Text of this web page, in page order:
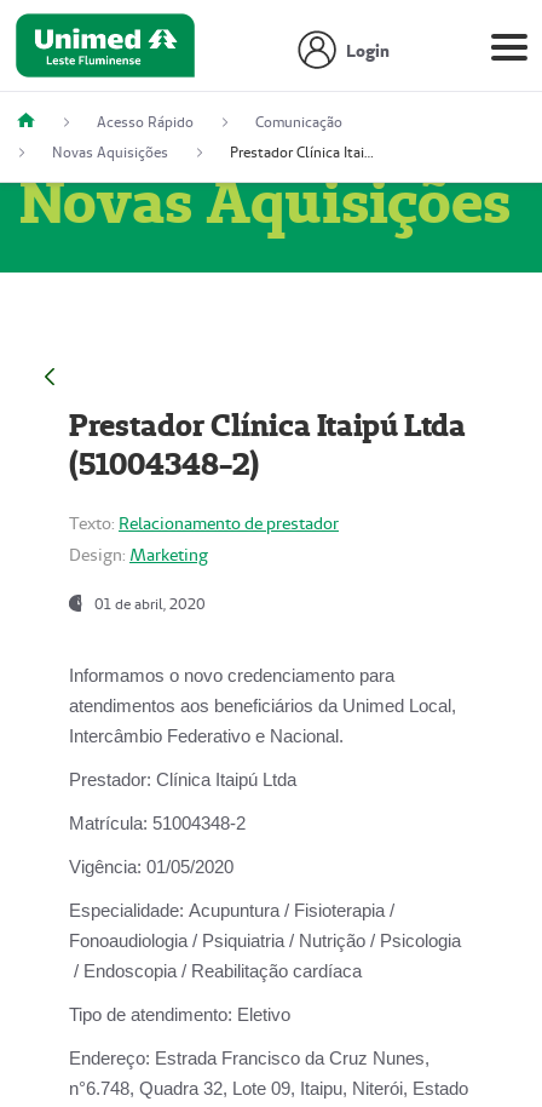
Login
Acesso Rápido
Comunicação
Novas Aquisições
Prestador Clínica Itaipú Ltda (51004348-2)
Novas Aquisições
Prestador Clínica Itaipú Ltda
(51004348-2)
Texto: Relacionamento de prestador
Design: Marketing
01 de abril, 2020
Informamos o novo credenciamento para
atendimentos aos beneficiários da Unimed Local,
Intercâmbio Federativo e Nacional.
Prestador: Clínica Itaipú Ltda
Matrícula: 51004348-2
Vigência: 01/05/2020
Especialidade: Acupuntura / Fisioterapia /
Fonoaudiologia / Psiquiatria / Nutrição / Psicologia
/ Endoscopia / Reabilitação cardíaca
Tipo de atendimento: Eletivo
Endereço: Estrada Francisco da Cruz Nunes,
n°6.748, Quadra 32, Lote 09, Itaipu, Niterói, Estado